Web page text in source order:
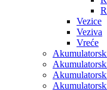
Vezice
Veziva
Vreće